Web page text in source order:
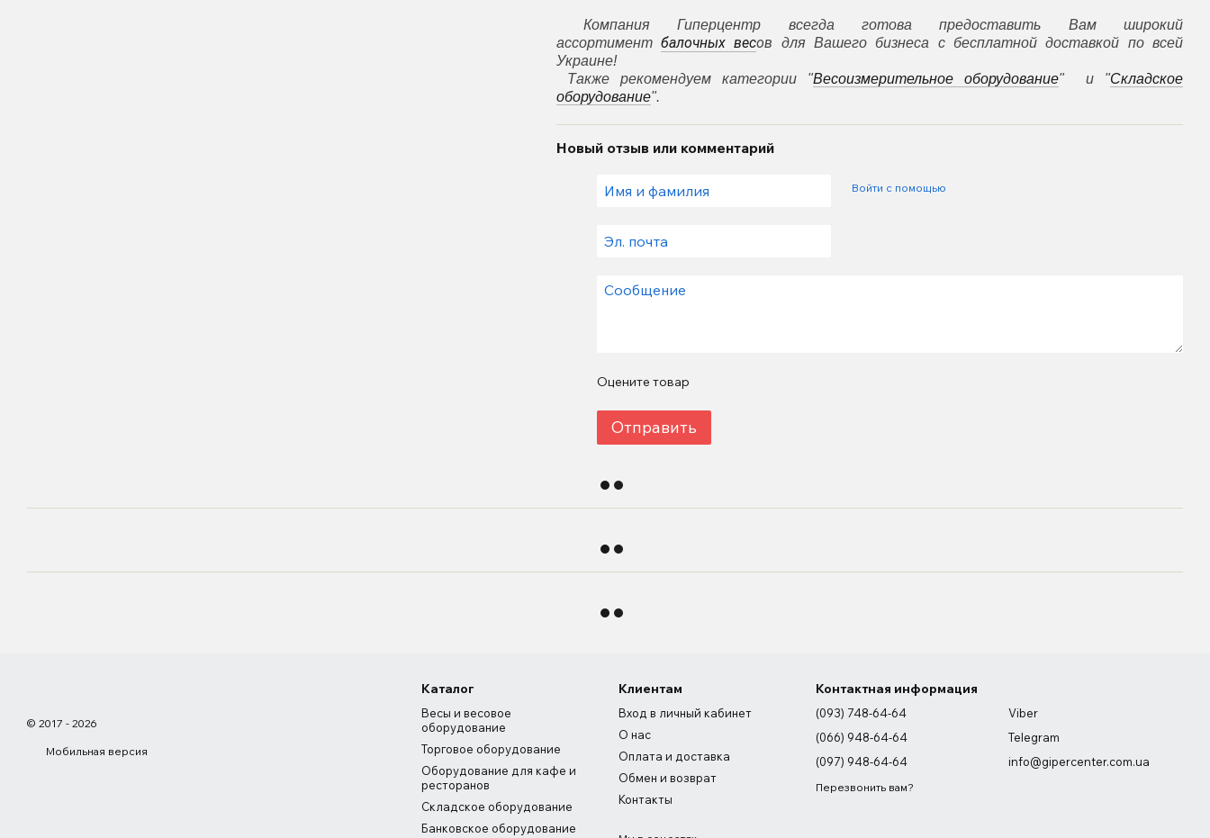
Компания Гиперцентр всегда готова предоставить Вам широкий
ассортиментбалочных весов для Вашего бизнеса с бесплатной доставкой по всей
Украине!
Также рекомендуем категории "Весоизмерительное оборудование" и "Складское
оборудование".
Новый отзыв или комментарий
Войти с помощью
Оцените товар
Отправить
© 2017 - 2026
Мобильная версия
Каталог
Весы и весовое
оборудование
Торговое оборудование
Оборудование для кафе и
ресторанов
Складское оборудование
Банковское оборудование
Клиентам
Вход в личный кабинет
О нас
Оплата и доставка
Обмен и возврат
Контакты
Контактная информация
(093) 748-64-64
(066) 948-64-64
(097) 948-64-64
Перезвонить вам?
Viber
Telegram
info@gipercenter.com.ua